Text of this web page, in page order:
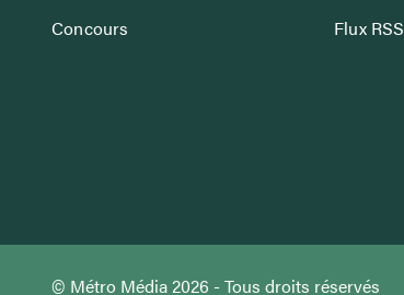
Concours
Flux RSS
© Métro Média 2026 - Tous droits réservés